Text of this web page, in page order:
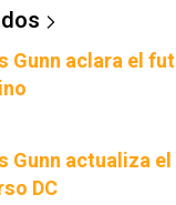
Gunn aclara el
Gunn actualiza
DC